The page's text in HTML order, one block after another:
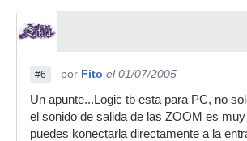
#6 por Fito el 01/07/2005
Un apunte...Logic tb esta para PC, no
el sonido de salida de las ZOOM es
puedes konectarla directamente a la